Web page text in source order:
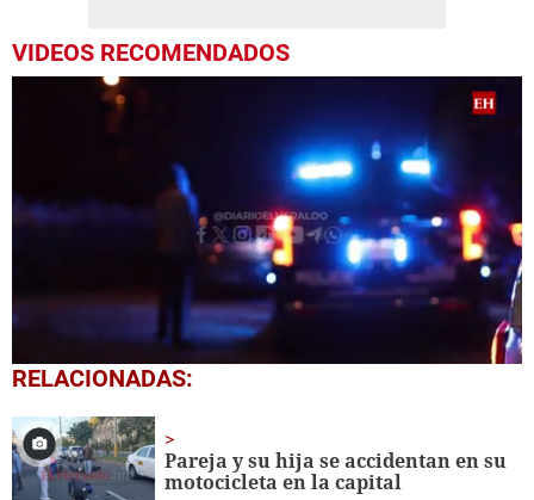
VIDEOS RECOMENDADOS
0
seconds
1
minute,
1
second
RELACIONADAS:
Pareja y su hija se accidentan en su
motocicleta en la capital